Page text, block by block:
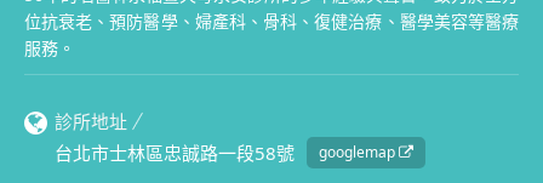
位抗衰老、預防醫學、婦產科、骨科、復健治療、醫學美容等醫療
服務。
診所地址
台北市士林區忠誠路一段58號
googlemap